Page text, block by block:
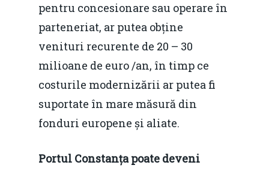
pentru concesionare sau operare în
parteneriat, ar putea obține
venituri recurente de 20 – 30
milioane de euro /an, în timp ce
costurile modernizării ar putea fi
suportate în mare măsură din
fonduri europene și aliate.
Portul Constanța poate deveni